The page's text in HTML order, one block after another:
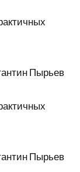
Пырьев
Пырьев